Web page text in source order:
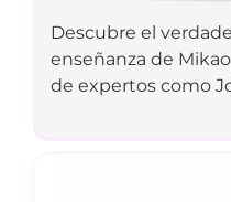
Descubre el
enseñanza de
de expertos como